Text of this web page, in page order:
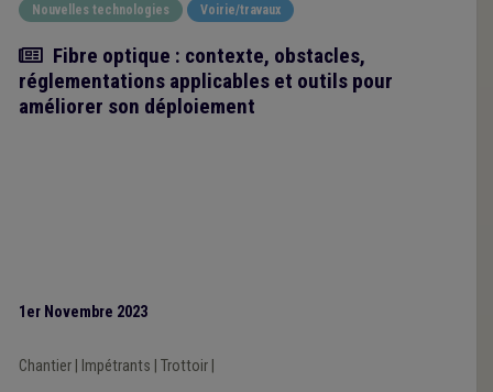
Nouvelles technologies Voirie/travaux
Article
Fibre optique : contexte, obstacles,
réglementations applicables et outils pour
améliorer son déploiement
1er Novembre 2023
Chantier| Impétrants Trottoir|